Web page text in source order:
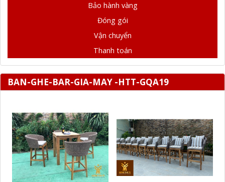
Bảo hành vàng
Đóng gói
Vận chuyển
Thanh toán
BAN-GHE-BAR-GIA-MAY -HTT-GQA19